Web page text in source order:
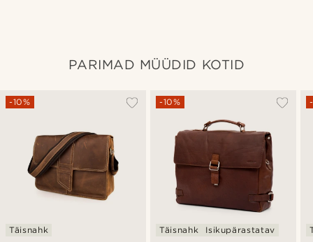
PARIMAD MÜÜDID KOTID
-10%
Täisnahk
-10%
Täisnahk Isikupärastatav